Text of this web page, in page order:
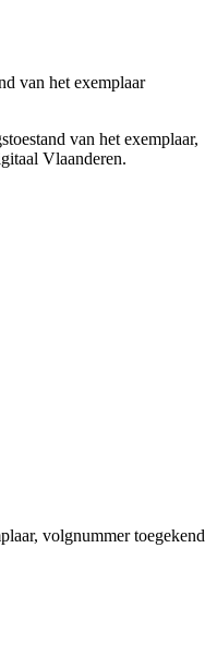
van het exemplaar
van het exemplaar,
Vlaanderen.
volgnummer toegekend